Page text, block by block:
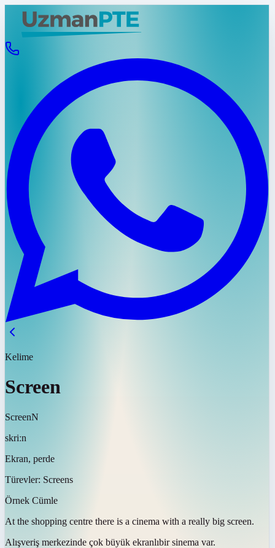
Kelime
Screen
ScreenN
skriːn
Ekran, perde
Türevler: Screens
Örnek Cümle
At the shopping centre there is a cinema with a really big screen.
Alışveriş merkezinde çok büyük ekranlıbir sinema var.